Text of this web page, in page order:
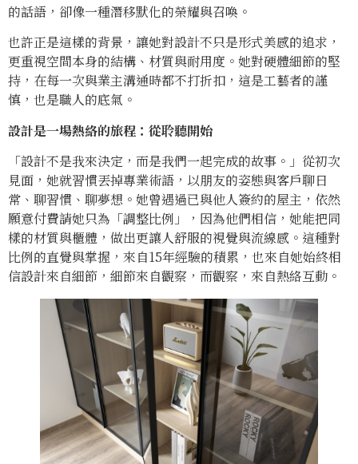
的話語，卻像一種潛移默化的榮耀與召喚。
也許正是這樣的背景，讓她對設計不只是形式美感的追求，
更重視空間本身的結構、材質與耐用度。她對硬體細節的堅
持，在每一次與業主溝通時都不打折扣，這是工藝者的謹
慎，也是職人的底氣。
設計是一場熱絡的旅程：從聆聽開始
「設計不是我來決定，而是我們一起完成的故事。」從初次
見面，她就習慣丟掉專業術語，以朋友的姿態與客戶聊日
常、聊習慣、聊夢想。她曾遇過已與他人簽約的屋主，依然
願意付費請她只為「調整比例」，因為他們相信，她能把同
樣的材質與櫃體，做出更讓人舒服的視覺與流線感。這種對
比例的直覺與掌握，來自15年經驗的積累，也來自她始終相
信設計來自細節，細節來自觀察，而觀察，來自熱絡互動。